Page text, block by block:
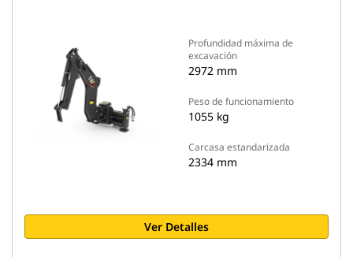
Profundidad máxima de
excavación
2972 mm
Peso de funcionamiento
1055 kg
Carcasa estandarizada
2334 mm
Ver Detalles